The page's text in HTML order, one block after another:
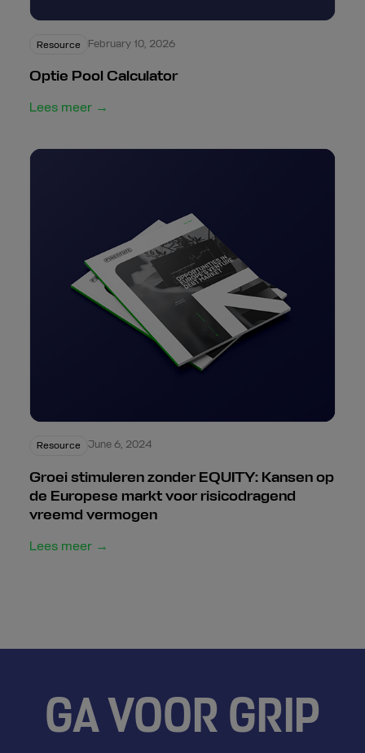
Resource February 10, 2026
Optie Pool Calculator
Lees meer →
Resource June 6, 2024
Groei stimuleren zonder EQUITY: Kansen op
de Europese markt voor risicodragend
vreemd vermogen
Lees meer →
GA VOOR GRIP